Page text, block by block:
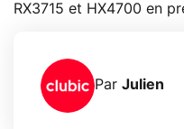
RX3715 et HX4700 en
Par Julien